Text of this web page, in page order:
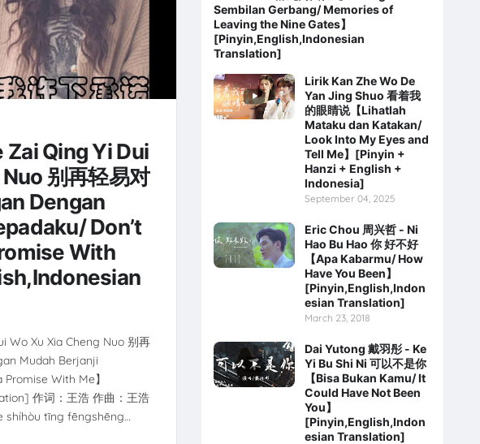
Zai Qing Yi Dui
别再轻易对
Dengan
Don’t
With
Wo Xu Xia Cheng Nuo 别再
Mudah Berjanji
With Me】
作词：王浩 作曲：王浩
shíhòu tīng fēngshēng…
Sembilan Gerbang/ Memories of
Leaving the Nine Gates】
[Pinyin,English,Indonesian
Translation]
Lirik Kan Zhe Wo De
Yan Jing Shuo 看着我
的眼睛说【Lihatlah
Mataku dan Katakan/
Look Into My Eyes and
Tell Me】[Pinyin +
Hanzi + English +
Indonesia]
September 04, 2025
Eric Chou 周兴哲 - Ni
Hao Bu Hao 你 好不好
【Apa Kabarmu/ How
Have You Been】
[Pinyin,English,Indon
esian Translation]
March 23, 2018
Dai Yutong 戴羽彤 - Ke
Yi Bu Shi Ni 可以不是你
【Bisa Bukan Kamu/ It
Could Have Not Been
You】
[Pinyin,English,Indon
esian Translation]